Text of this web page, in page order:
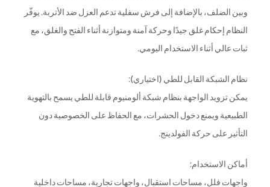
وبين الضلف، بالإضافة إلى فرش سفلية تدعم العزل ضد الأتربة. يوفّر
النظام إحكام غلق جيدًا وحركة آمنة ومتوازنة أثناء الفتح والغلق، مع
ثبات عالي أثناء الاستخدام اليومي.
نظام الشبكة القابل للطي (اختياري):
يمكن تزويد الواجهة بنظام شبكة ألومنيوم قابلة للطي يسمح بالتهوية
الطبيعية ويمنع دخول الحشرات، مع الحفاظ على الخصوصية دون
التأثير على حركة الفولدينج.
أماكن الاستخدام:
واجهات فلل، مساحات استقبال، واجهات تجارية، مساحات داخلية